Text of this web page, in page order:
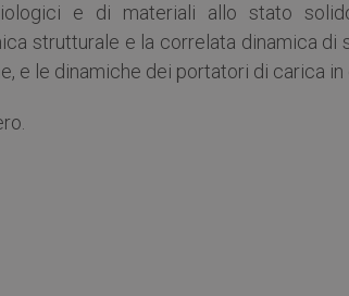
e di materiali allo stato
strutturale e la correlata dinamica
e le dinamiche dei portatori di carica